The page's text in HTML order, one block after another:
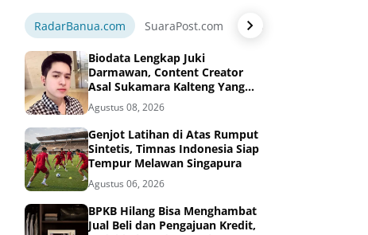
RadarBanua.com SuaraPost.com NarasiNews.com
Biodata Lengkap Juki
Darmawan, Content Creator
Asal Sukamara Kalteng Yang
Sukses Dari Konten Tiktok,
Instagram dan Facebook
Agustus 08, 2026
Genjot Latihan di Atas Rumput
Sintetis, Timnas Indonesia Siap
Tempur Melawan Singapura
Agustus 06, 2026
BPKB Hilang Bisa Menghambat
Jual Beli dan Pengajuan Kredit,